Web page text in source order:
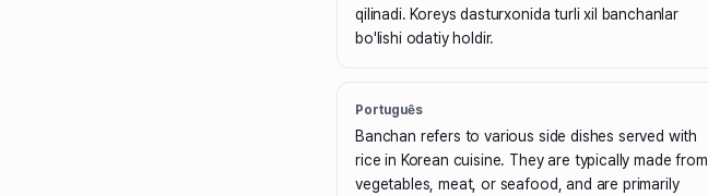
qilinadi. Koreys dasturxonida turli xil banchanlar
bo'lishi odatiy holdir.
Português
Banchan refers to various side dishes served with
rice in Korean cuisine. They are typically made from
vegetables, meat, or seafood, and are primarily